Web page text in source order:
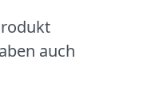
auch